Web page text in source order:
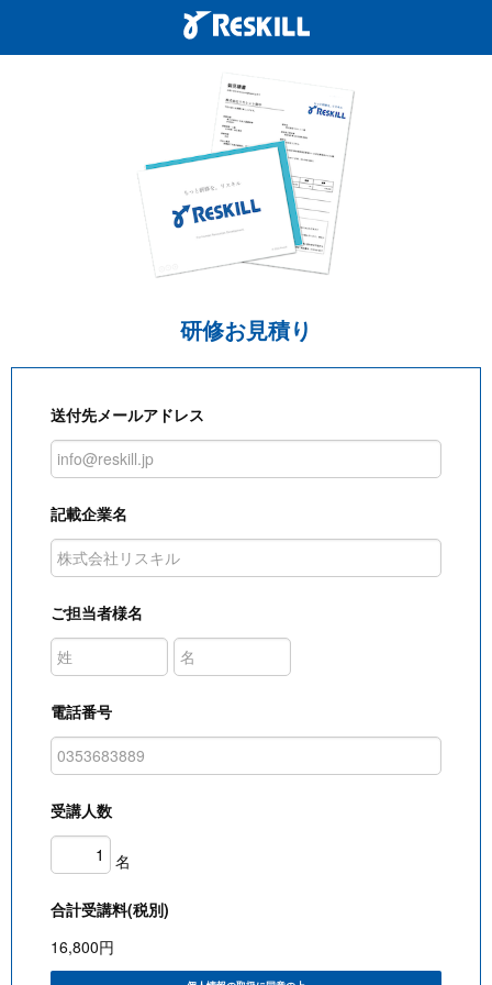
研修お見積り
送付先メールアドレス
記載企業名
ご担当者様名
電話番号
受講人数
名
合計受講料(税別)
16,800円